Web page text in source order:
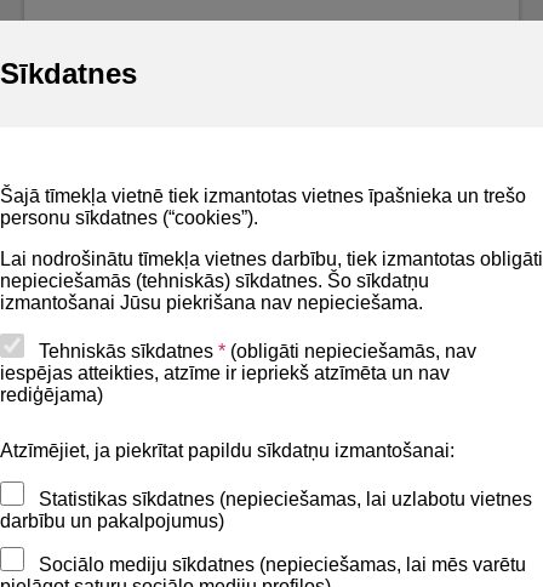
Sīkdatnes
Šajā tīmekļa vietnē tiek izmantotas vietnes īpašnieka un trešo
personu sīkdatnes (“cookies”).
Lai nodrošinātu tīmekļa vietnes darbību, tiek izmantotas obligāti
nepieciešamās (tehniskās) sīkdatnes. Šo sīkdatņu
izmantošanai Jūsu piekrišana nav nepieciešama.
Tehniskās sīkdatnes * (obligāti nepieciešamās, nav
iespējas atteikties, atzīme ir iepriekš atzīmēta un nav
rediģējama)
Atzīmējiet, ja piekrītat papildu sīkdatņu izmantošanai:
Statistikas sīkdatnes (nepieciešamas, lai uzlabotu vietnes
darbību un pakalpojumus)
Sociālo mediju sīkdatnes (nepieciešamas, lai mēs varētu
Privātuma politika
Lapas karte
Piekļūstamības paziņojums
Kontakti
BIS atbalsta dienesta tālrunis: